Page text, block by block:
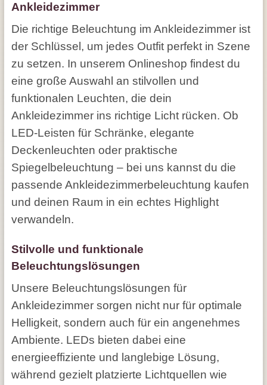
Ankleidezimmer
Die richtige Beleuchtung im Ankleidezimmer ist
der Schlüssel, um jedes Outfit perfekt in Szene
zu setzen. In unserem Onlineshop findest du
eine große Auswahl an stilvollen und
funktionalen Leuchten, die dein
Ankleidezimmer ins richtige Licht rücken. Ob
LED-Leisten für Schränke, elegante
Deckenleuchten oder praktische
Spiegelbeleuchtung – bei uns kannst du die
passende Ankleidezimmerbeleuchtung kaufen
und deinen Raum in ein echtes Highlight
verwandeln.
Stilvolle und funktionale
Beleuchtungslösungen
Unsere Beleuchtungslösungen für
Ankleidezimmer sorgen nicht nur für optimale
Helligkeit, sondern auch für ein angenehmes
Ambiente. LEDs bieten dabei eine
energieeffiziente und langlebige Lösung,
während gezielt platzierte Lichtquellen wie